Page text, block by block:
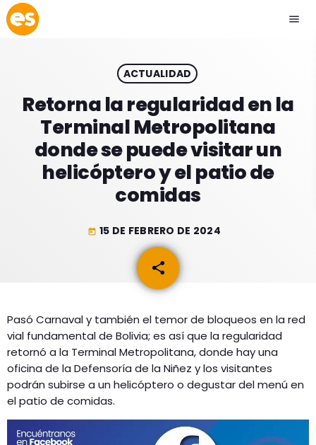
menu
play_arrow EMISIÓN LA PAZ
EMISIÓN COCHABAMBA
GEEKERS
MÚSICA
ENTRETENIMIENTO
INICIO
RADIO SPLENDID
CONTACTO
ACTUALIDAD
Retorna la regularidad en la
Terminal Metropolitana
donde se puede visitar un
helicóptero y el patio de
comidas
today 15 DE FEBRERO DE 2024
share
email
Pasó Carnaval y también el temor de bloqueos en la red
vial fundamental de Bolivia; es así que la regularidad
retornó a la Terminal Metropolitana, donde hay una
oficina de la Defensoría de la Niñez y los visitantes
podrán subirse a un helicóptero o degustar del menú en
el patio de comidas.